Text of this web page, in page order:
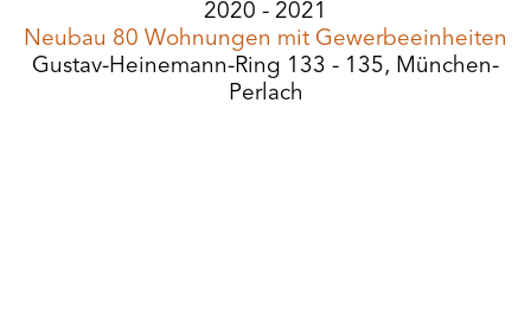
2020 - 2021
Neubau 80 Wohnungen mit Gewerbeeinheiten
Gustav-Heinemann-Ring 133 - 135, München-
Perlach